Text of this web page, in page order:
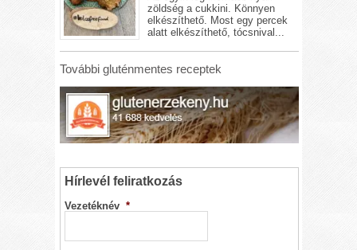
zöldség a cukkini. Könnyen
elkészíthető. Most egy percek
alatt elkészíthető, tócsnival...
További gluténmentes receptek
Hírlevél feliratkozás
Vezetéknév *